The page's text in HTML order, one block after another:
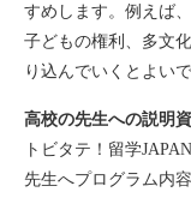
すめします。例えば
子どもの権利、多文
り込んでいくとよいで
高校の先生への説明
トビタテ！留学
先生へプログラム内